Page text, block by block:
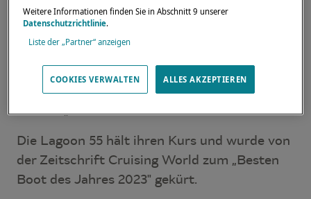
vollständigen Liste der für die Awards 2023
nominierten Boote!
Nominierung der Lagoon 55 für Cruising
Worlds „Best Boat of the Year 2023".
Die Lagoon 55 hält ihren Kurs und wurde von
der Zeitschrift Cruising World zum „Besten
Boot des Jahres 2023" gekürt.
Weitere Informationen finden Sie in Abschnitt 9 unserer
Datenschutzrichtlinie.
Liste der „Partner“ anzeigen
COOKIES VERWALTEN ALLES AKZEPTIEREN